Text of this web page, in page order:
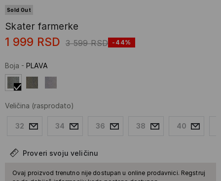
Sold Out
Skater farmerke
1 999 RSD 3 599 RSD -44%
Boja - PLAVA
Veličina (rasprodato)
32 34 36 38 40
Proveri svoju veličinu
Ovaj proizvod trenutno nije dostupan u online prodavnici. Regstruj